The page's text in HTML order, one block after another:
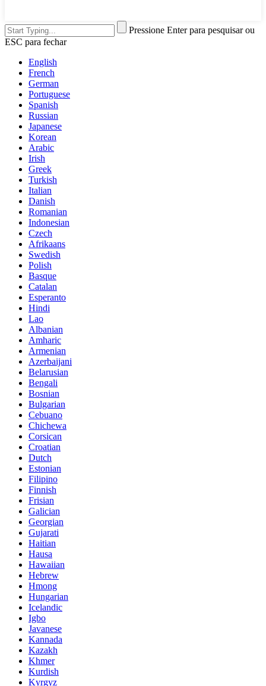
Pressione Enter para pesquisar ou
ESC para fechar
English
French
German
Portuguese
Spanish
Russian
Japanese
Korean
Arabic
Irish
Greek
Turkish
Italian
Danish
Romanian
Indonesian
Czech
Afrikaans
Swedish
Polish
Basque
Catalan
Esperanto
Hindi
Lao
Albanian
Amharic
Armenian
Azerbaijani
Belarusian
Bengali
Bosnian
Bulgarian
Cebuano
Chichewa
Corsican
Croatian
Dutch
Estonian
Filipino
Finnish
Frisian
Galician
Georgian
Gujarati
Haitian
Hausa
Hawaiian
Hebrew
Hmong
Hungarian
Icelandic
Igbo
Javanese
Kannada
Kazakh
Khmer
Kurdish
Kyrgyz